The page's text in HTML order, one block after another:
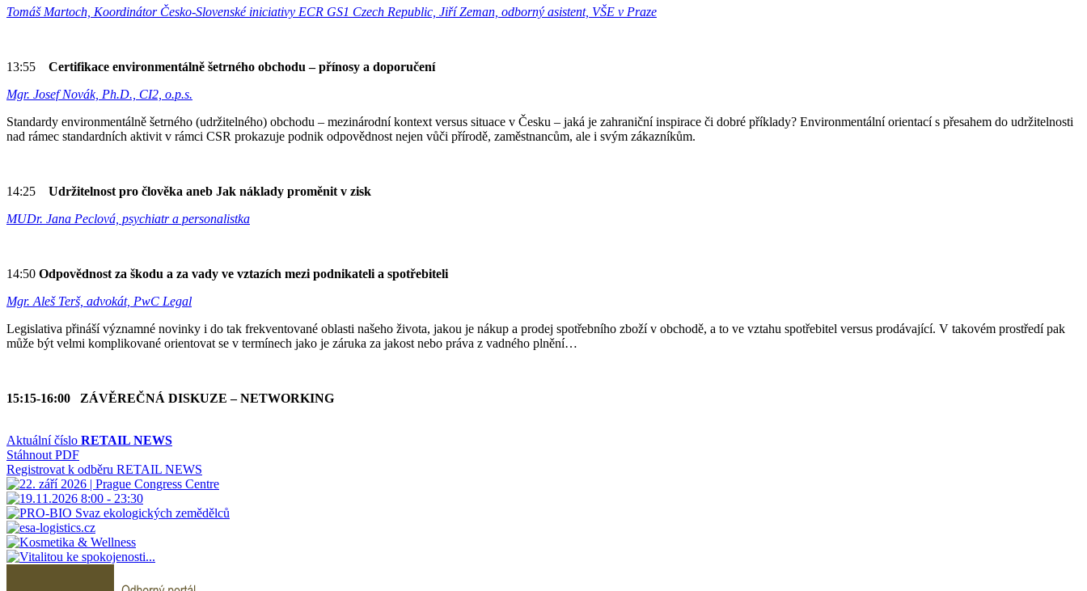
Tomáš Martoch, Koordinátor Česko-Slovenské iniciativy ECR GS1 Czech Republic, Jiří Zeman, odborný asistent, VŠE v Praze
13:55 Certifikace environmentálně šetrného obchodu – přínosy a doporučení
Mgr. Josef Novák, Ph.D., CI2, o.p.s.
Standardy environmentálně šetrného (udržitelného) obchodu – mezinárodní kontext versus situace v Česku – jaká je zahraniční inspirace či dobré příklady? Environmentální orientací s přesahem do udržitelnosti
nad rámec standardních aktivit v rámci CSR prokazuje podnik odpovědnost nejen vůči přírodě, zaměstnancům, ale i svým zákazníkům.
14:25
Udržitelnost pro člověka aneb Jak náklady proměnit v zisk
MUDr. Jana Peclová, psychiatr a personalistka
14:50 Odpovědnost za škodu a za vady ve vztazích mezi podnikateli a spotřebiteli
Mgr. Aleš Terš, advokát, PwC Legal
Legislativa přináší významné novinky i do tak frekventované oblasti našeho života, jakou je nákup a prodej spotřebního zboží v obchodě, a to ve vztahu spotřebitel versus prodávající. V takovém prostředí pak
může být velmi komplikované orientovat se v termínech jako je záruka za jakost nebo práva z vadného plnění…
15:15-16:00 ZÁVĚREČNÁ DISKUZE – NETWORKING
Aktuální číslo RETAIL NEWS
Stáhnout PDF
Registrovat k odběru RETAIL NEWS